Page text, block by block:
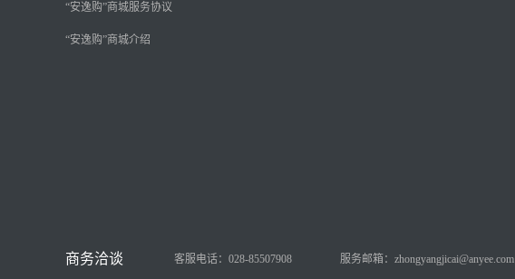
“安逸购”商城服务协议
“安逸购”商城介绍
客服电话：028-85507908 服务邮箱：zhongyangjicai@anyee.com